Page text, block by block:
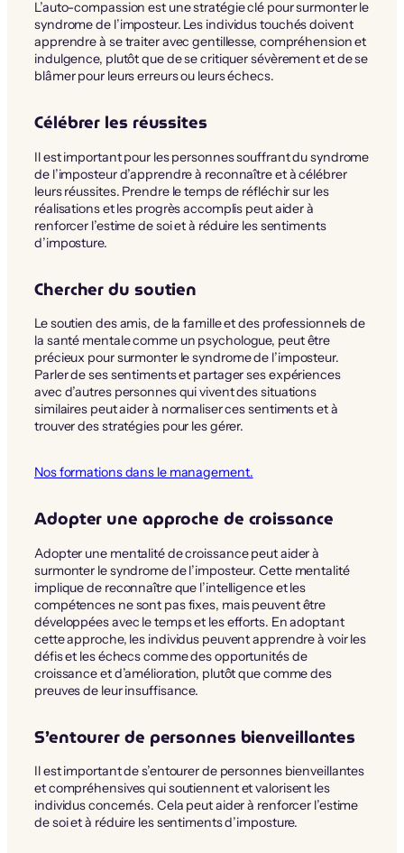
L’auto-compassion est une stratégie clé pour surmonter le
syndrome de l’imposteur. Les individus touchés doivent
apprendre à se traiter avec gentillesse, compréhension et
indulgence, plutôt que de se critiquer sévèrement et de se
blâmer pour leurs erreurs ou leurs échecs.
Célébrer les réussites
Il est important pour les personnes souffrant du syndrome
de l’imposteur d’apprendre à reconnaître et à célébrer
leurs réussites. Prendre le temps de réfléchir sur les
réalisations et les progrès accomplis peut aider à
renforcer l’estime de soi et à réduire les sentiments
d’imposture.
Chercher du soutien
Le soutien des amis, de la famille et des professionnels de
la santé mentale comme un psychologue, peut être
précieux pour surmonter le syndrome de l’imposteur.
Parler de ses sentiments et partager ses expériences
avec d’autres personnes qui vivent des situations
similaires peut aider à normaliser ces sentiments et à
trouver des stratégies pour les gérer.
Nos formations dans le management.
Adopter une approche de croissance
Adopter une mentalité de croissance peut aider à
surmonter le syndrome de l’imposteur. Cette mentalité
implique de reconnaître que l’intelligence et les
compétences ne sont pas fixes, mais peuvent être
développées avec le temps et les efforts. En adoptant
cette approche, les individus peuvent apprendre à voir les
défis et les échecs comme des opportunités de
croissance et d’amélioration, plutôt que comme des
preuves de leur insuffisance.
S’entourer de personnes bienveillantes
Il est important de s’entourer de personnes bienveillantes
et compréhensives qui soutiennent et valorisent les
individus concernés. Cela peut aider à renforcer l’estime
de soi et à réduire les sentiments d’imposture.